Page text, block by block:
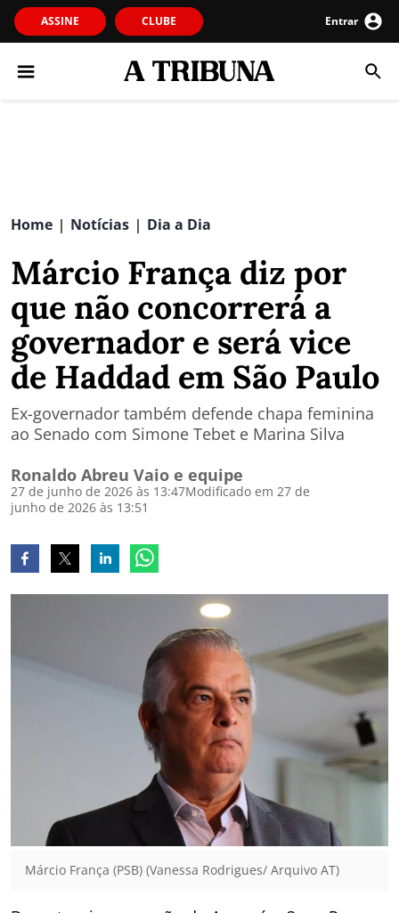
ASSINE CLUBE Entrar
Home | Notícias | Dia a Dia
Márcio França diz por
que não concorrerá a
governador e será vice
de Haddad em São Paulo
Ex-governador também defende chapa feminina
ao Senado com Simone Tebet e Marina Silva
Ronaldo Abreu Vaio e equipe
27 de junho de 2026 às 13:47Modificado em 27 de
junho de 2026 às 13:51
Márcio França (PSB) (Vanessa Rodrigues/ Arquivo AT)